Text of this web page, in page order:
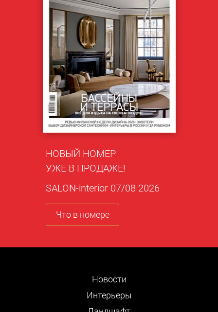
НОВЫЙ НОМЕР
УЖЕ В ПРОДАЖЕ!
SALON-interior 07/08 2026
Что в номере
Новости
Интерьеры